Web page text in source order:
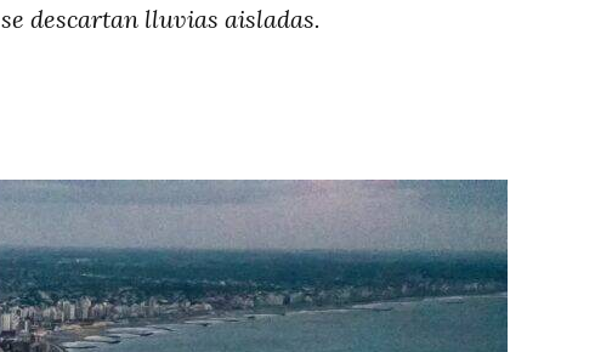
descartan lluvias aisladas.